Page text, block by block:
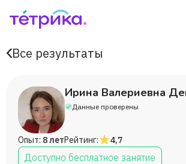
Все результаты
Ирина Валериевна
Данные проверены
Опыт: 8 летРейтинг: 4,7
Доступно бесплатное занятие